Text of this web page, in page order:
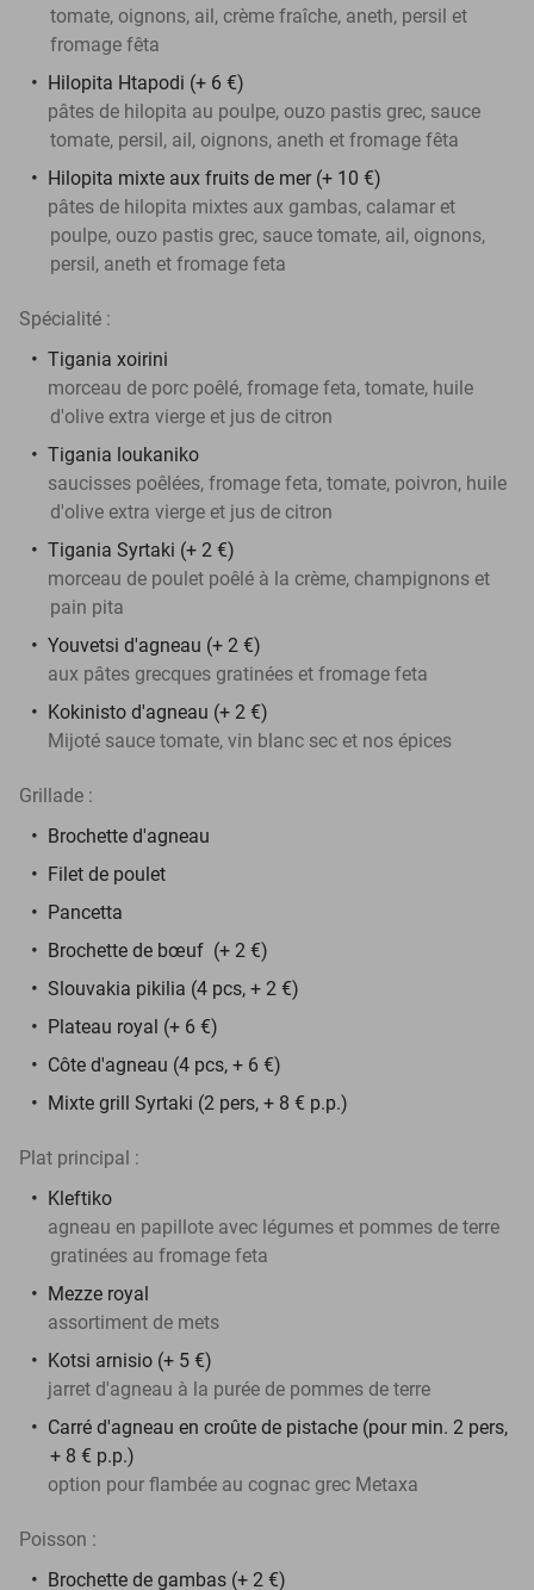
tomate, oignons, ail, crème fraîche, aneth, persil et
fromage fêta
Hilopita Htapodi (+ 6 €)
pâtes de hilopita au poulpe, ouzo pastis grec, sauce
tomate, persil, ail, oignons, aneth et fromage fêta
Hilopita mixte aux fruits de mer (+ 10 €)
pâtes de hilopita mixtes aux gambas, calamar et
poulpe, ouzo pastis grec, sauce tomate, ail, oignons,
persil, aneth et fromage feta
Spécialité :
Tigania xoirini
morceau de porc poêlé, fromage feta, tomate, huile
d'olive extra vierge et jus de citron
Tigania loukaniko
saucisses poêlées, fromage feta, tomate, poivron, huile
d'olive extra vierge et jus de citron
Tigania Syrtaki (+ 2 €)
morceau de poulet poêlé à la crème, champignons et
pain pita
Youvetsi d'agneau (+ 2 €)
aux pâtes grecques gratinées et fromage feta
Kokinisto d'agneau (+ 2 €)
Mijoté sauce tomate, vin blanc sec et nos épices
Grillade :
Brochette d'agneau
Filet de poulet
Pancetta
Brochette de bœuf (+ 2 €)
Slouvakia pikilia (4 pcs, + 2 €)
Plateau royal (+ 6 €)
Côte d'agneau (4 pcs, + 6 €)
Mixte grill Syrtaki (2 pers, + 8 € p.p.)
Plat principal :
Kleftiko
agneau en papillote avec légumes et pommes de terre
gratinées au fromage feta
Mezze royal
assortiment de mets
Kotsi arnisio (+ 5 €)
jarret d'agneau à la purée de pommes de terre
Carré d'agneau en croûte de pistache (pour min. 2 pers,
+ 8 € p.p.)
option pour flambée au cognac grec Metaxa
Poisson :
Brochette de gambas (+ 2 €)